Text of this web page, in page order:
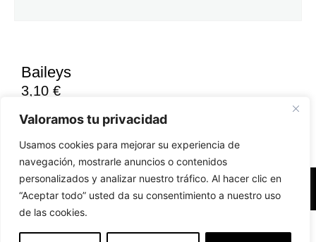
Valoramos tu privacidad
Usamos cookies para mejorar su experiencia de
navegación, mostrarle anuncios o contenidos
personalizados y analizar nuestro tráfico. Al hacer clic en
“Aceptar todo” usted da su consentimiento a nuestro uso
de las cookies.
Baileys
3,10 €
Accesibilidad Aviso Legal Políticas de Cookies
EN